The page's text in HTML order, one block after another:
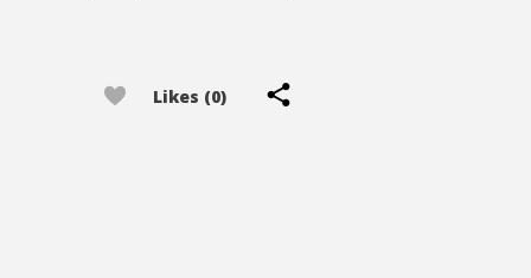
Likes (0)